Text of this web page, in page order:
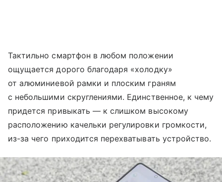
Тактильно смартфон в любом положении
ощущается дорого благодаря «холодку»
от алюминиевой рамки и плоским граням
с небольшими скруглениями. Единственное, к чему
придется привыкать — к слишком высокому
расположению качельки регулировки громкости,
из-за чего приходится перехватывать устройство.